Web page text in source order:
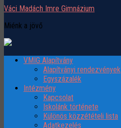
Váci Madách Imre Gimnázium
Miénk a jövő
VMIG Alapítvány
Alapítványi rendezvények
Egyszázalék
Intézmény
Kapcsolat
Iskolánk története
Különös közzétételi lista
Adatkezelés